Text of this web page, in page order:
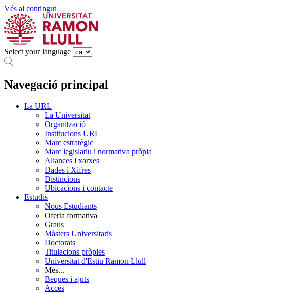
Vés al contingut
Select your language
Navegació principal
La URL
La Universitat
Organització
Institucions URL
Marc estratègic
Marc legislatiu i normativa pròpia
Aliances i xarxes
Dades i Xifres
Distincions
Ubicacions i contacte
Estudis
Nous Estudiants
Oferta formativa
Graus
Màsters Universitaris
Doctorats
Titulacions pròpies
Universitat d'Estiu Ramon Llull
Més...
Beques i ajuts
Accés